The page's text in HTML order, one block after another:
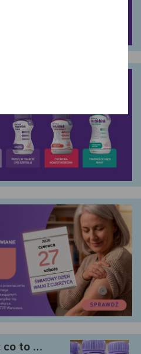
co to …
Odrzucam wszystkie
dobrowolne